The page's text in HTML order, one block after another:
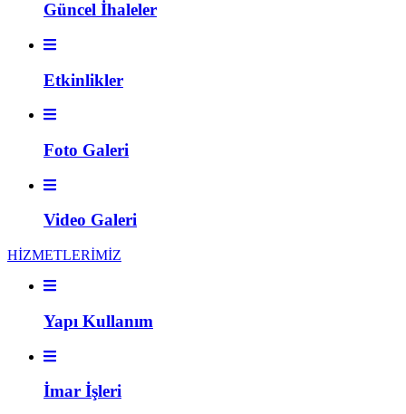
Güncel İhaleler
Etkinlikler
Foto Galeri
Video Galeri
HİZMETLERİMİZ
Yapı Kullanım
İmar İşleri